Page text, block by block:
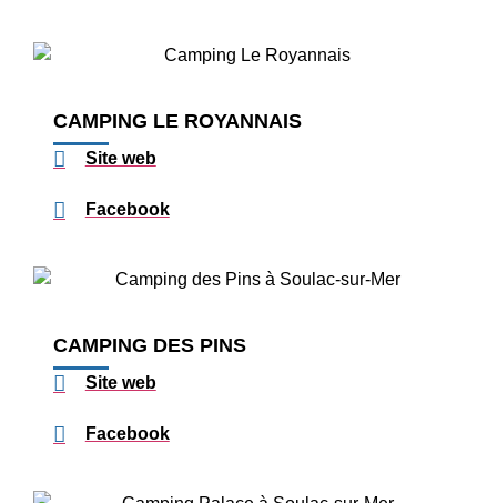
CAMPING LE ROYANNAIS
Site web
Facebook
CAMPING DES PINS
Site web
Facebook